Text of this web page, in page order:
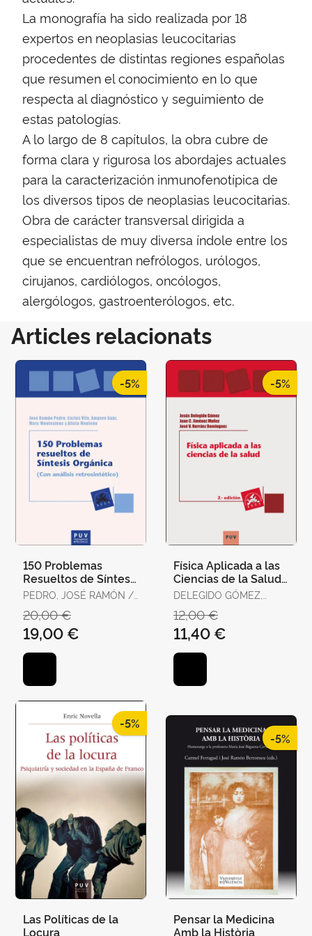
La monografía ha sido realizada por 18
expertos en neoplasias leucocitarias
procedentes de distintas regiones españolas
que resumen el conocimiento en lo que
respecta al diagnóstico y seguimiento de
estas patologías.
A lo largo de 8 capítulos, la obra cubre de
forma clara y rigurosa los abordajes actuales
para la caracterización inmunofenotípica de
los diversos tipos de neoplasias leucocitarias.
Obra de carácter transversal dirigida a
especialistas de muy diversa índole entre los
que se encuentran nefrólogos, urólogos,
cirujanos, cardiólogos, oncólogos,
alergólogos, gastroenterólogos, etc.
Articles relacionats
-5%
150 Problemas
Resueltos de Síntesis
Orgánica (Con
Análisis
Retrosintético)
PEDRO, JOSÉ RAMÓN /
AMPARO /
MONTESINOS, MARC /
MONLEÓN, ALICIA
20,00 €
19,00 €
-5%
Física Aplicada a las
Ciencias de la Salud
(2ª Edición)
DELEGIDO GÓMEZ,
MUÑOZ, JUAN C. /
HERRÁEZ DOMÍNGUEZ,
JOSÉ V.
12,00 €
11,40 €
-5%
Las Políticas de la
Locura
-5%
Pensar la Medicina
Amb la Història